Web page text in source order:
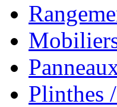
Plinthes